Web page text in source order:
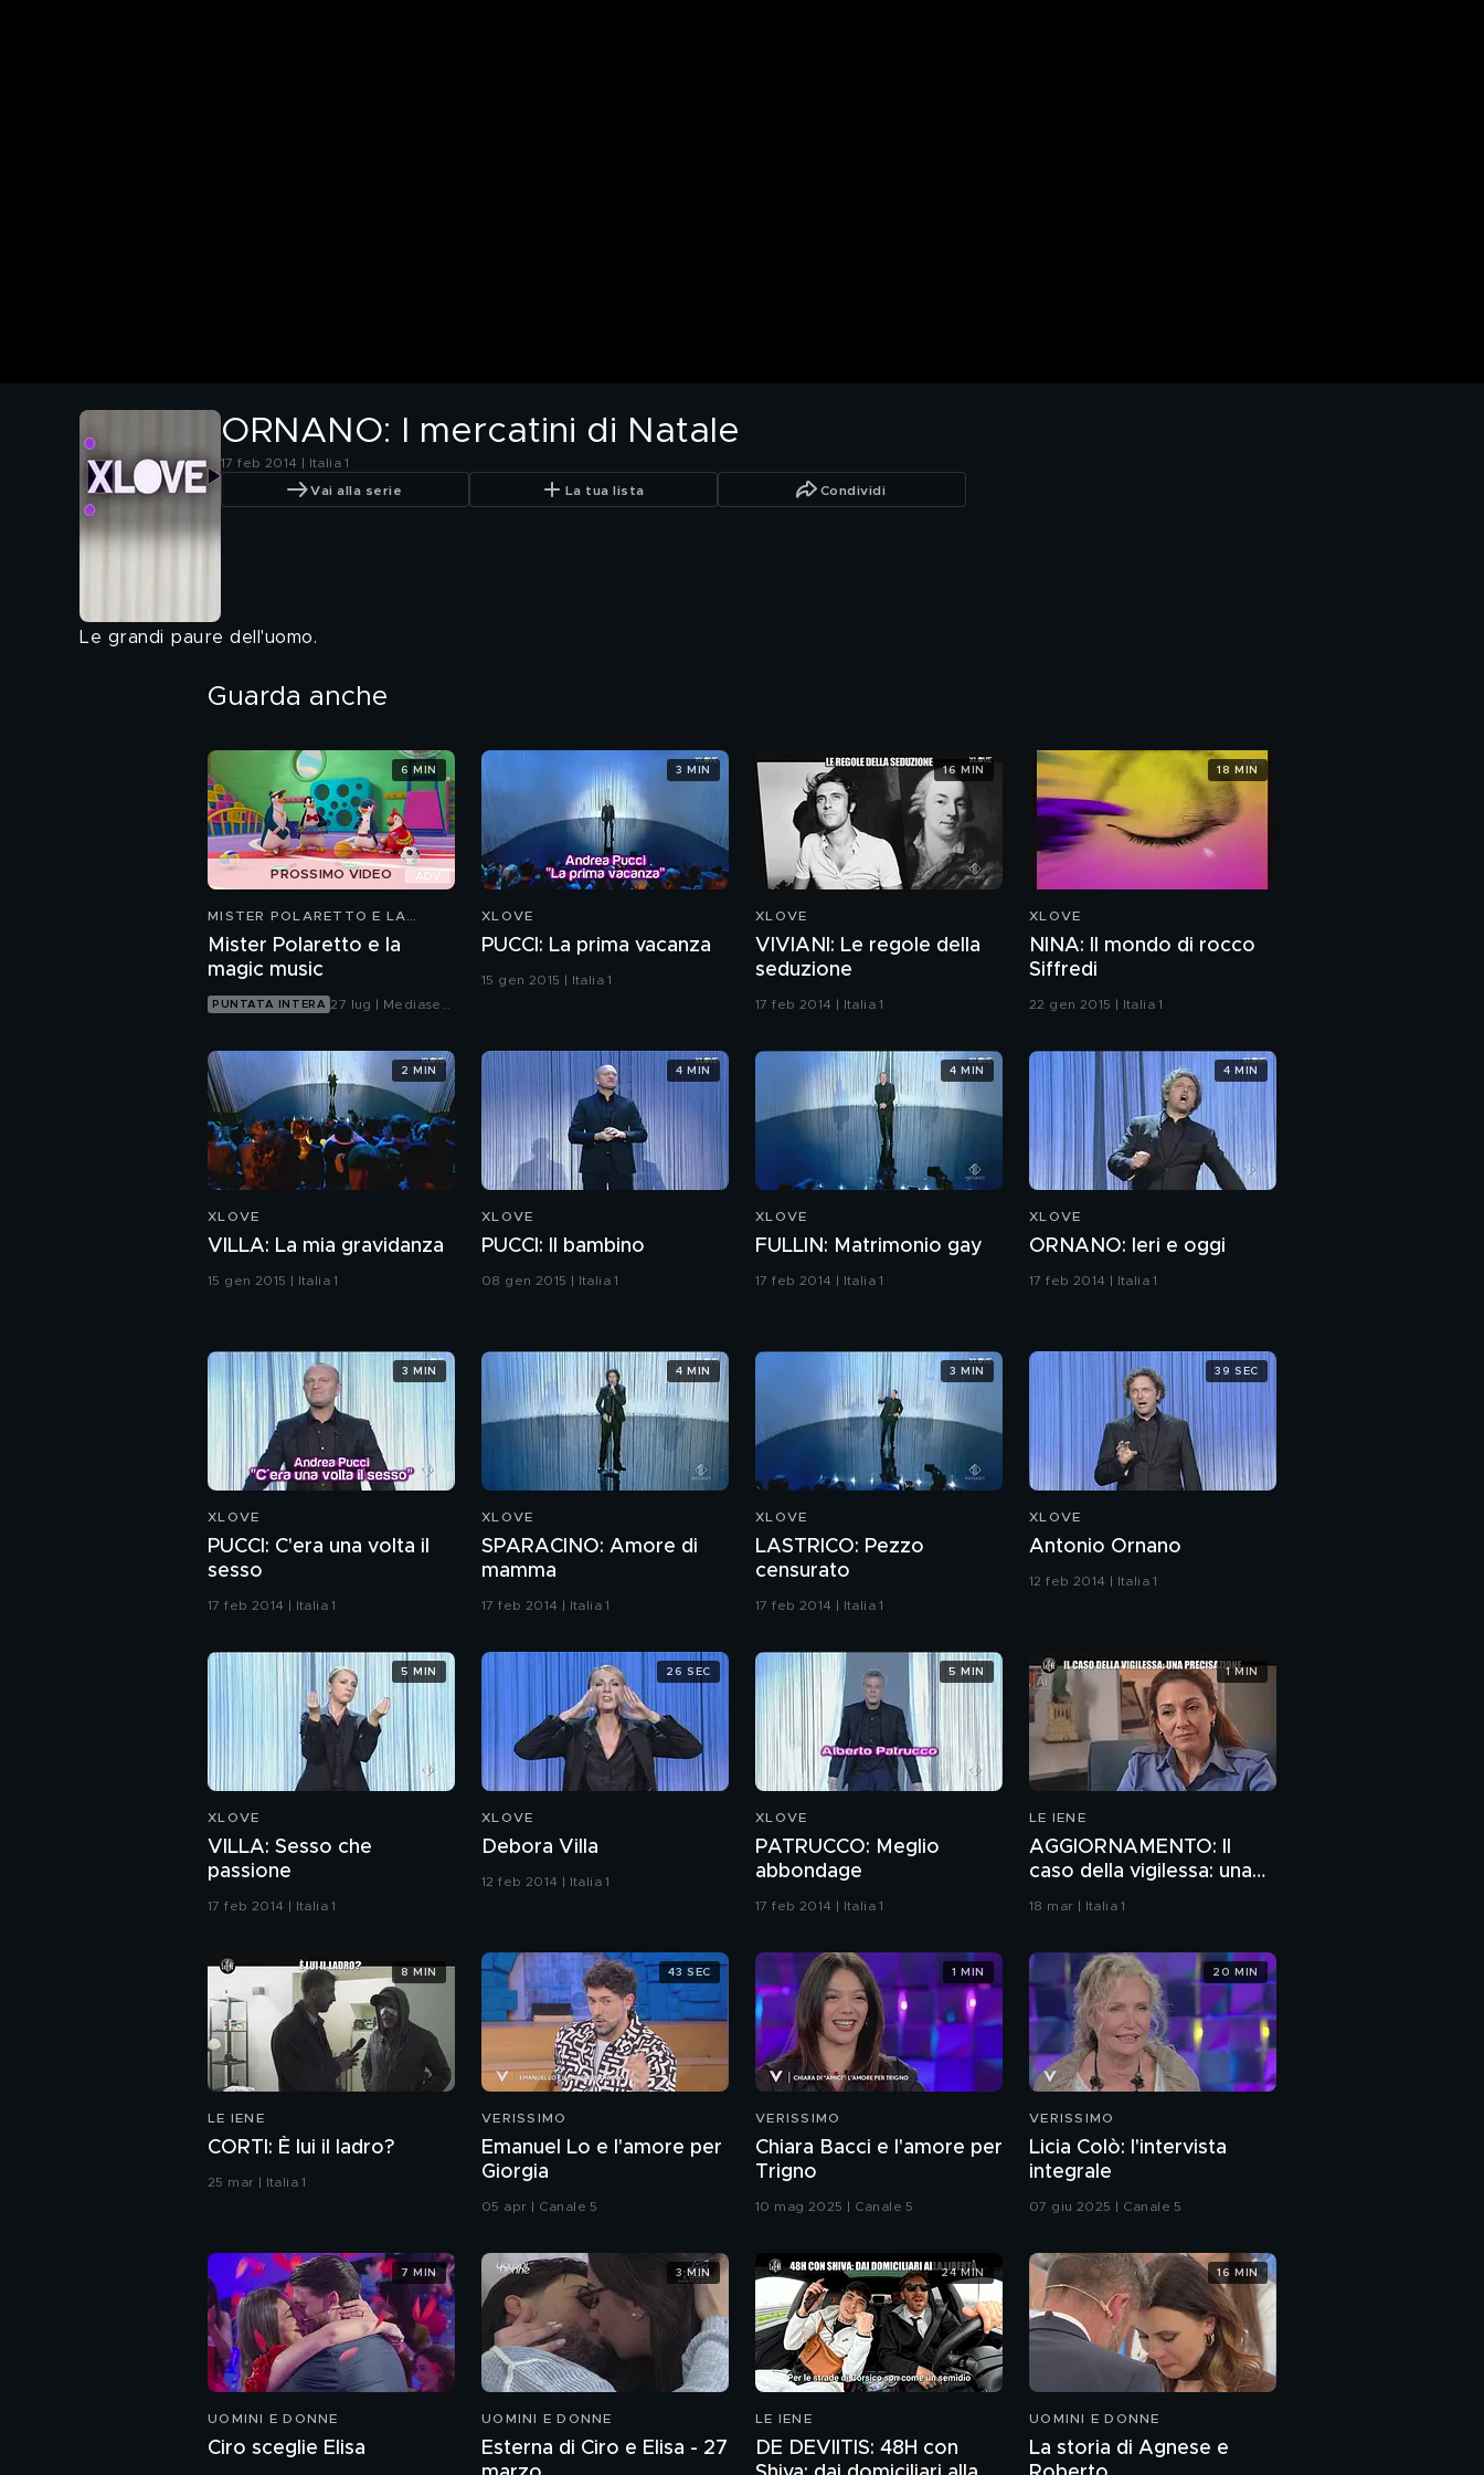
ORNANO: I mercatini di Natale
17 feb 2014 | Italia 1
Vai alla serie La tua lista Condividi
Le grandi paure dell'uomo.
Guarda anche
PROSSIMO VIDEO
MISTER POLARETTO E LA
Mister Polaretto e la
magic music
PUNTATA INTERA 27 lug | Mediaset
6 MIN
XLOVE
PUCCI: La prima vacanza
15 gen 2015 | Italia 1
3 MIN
XLOVE
VIVIANI: Le regole della
seduzione
17 feb 2014 | Italia 1
16 MIN
XLOVE
NINA: Il mondo di rocco
Siffredi
22 gen 2015 | Italia 1
18 MIN
XLOVE
VILLA: La mia gravidanza
15 gen 2015 | Italia 1
2 MIN
XLOVE
PUCCI: Il bambino
08 gen 2015 | Italia 1
4 MIN
XLOVE
FULLIN: Matrimonio gay
17 feb 2014 | Italia 1
4 MIN
XLOVE
ORNANO: Ieri e oggi
17 feb 2014 | Italia 1
4 MIN
XLOVE
PUCCI: C'era una volta il
sesso
17 feb 2014 | Italia 1
3 MIN
XLOVE
SPARACINO: Amore di
mamma
17 feb 2014 | Italia 1
4 MIN
XLOVE
LASTRICO: Pezzo
censurato
17 feb 2014 | Italia 1
3 MIN
XLOVE
Antonio Ornano
12 feb 2014 | Italia 1
39 SEC
XLOVE
VILLA: Sesso che
passione
17 feb 2014 | Italia 1
5 MIN
XLOVE
Debora Villa
12 feb 2014 | Italia 1
26 SEC
XLOVE
PATRUCCO: Meglio
abbondage
17 feb 2014 | Italia 1
5 MIN
LE IENE
AGGIORNAMENTO: Il
caso della vigilessa: una
precisazione
18 mar | Italia 1
1 MIN
LE IENE
CORTI: È lui il ladro?
25 mar | Italia 1
8 MIN
VERISSIMO
Emanuel Lo e l'amore per
Giorgia
05 apr | Canale 5
43 SEC
VERISSIMO
Chiara Bacci e l'amore per
Trigno
10 mag 2025 | Canale 5
1 MIN
VERISSIMO
Licia Colò: l'intervista
integrale
07 giu 2025 | Canale 5
20 MIN
UOMINI E DONNE
Ciro sceglie Elisa
7 MIN
UOMINI E DONNE
Esterna di Ciro e Elisa - 27
3 MIN
LE IENE
DE DEVIITIS: 48H con
24 MIN
UOMINI E DONNE
La storia di Agnese e
16 MIN